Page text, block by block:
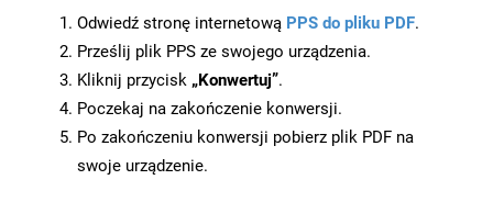
Odwiedź stronę internetową PPS do pliku PDF.
Prześlij plik PPS ze swojego urządzenia.
Kliknij przycisk „Konwertuj”.
Poczekaj na zakończenie konwersji.
Po zakończeniu konwersji pobierz plik PDF na
swoje urządzenie.